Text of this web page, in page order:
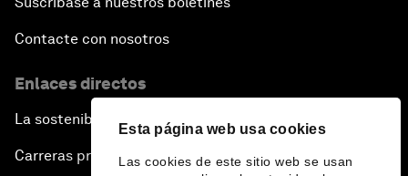
Esta página web usa cookies
Las cookies de este sitio web se usan
Contacte con nosotros
Enlaces directos
La sostenibilidad en el Foro
Carreras profesionales